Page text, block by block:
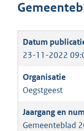
23-11-2022
Oegstgeest
Gemeenteblad